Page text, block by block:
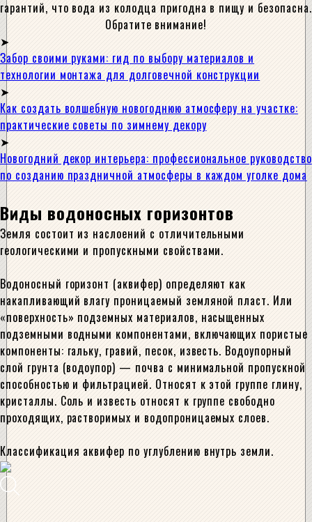
гарантий, что вода из колодца пригодна в пищу и безопасна.
Обратите внимание!
Забор своими руками: гид по выбору материалов и
технологии монтажа для долговечной конструкции
Как создать волшебную новогоднюю атмосферу на участке:
практические советы по зимнему декору
Новогодний декор интерьера: профессиональное руководство
по созданию праздничной атмосферы в каждом уголке дома
Виды водоносных горизонтов
Земля состоит из наслоений с отличительными
геологическими и пропускными свойствами.
Водоносный горизонт (аквифер) определяют как
накапливающий влагу проницаемый земляной пласт. Или
«поверхность» подземных материалов, насыщенных
подземными водными компонентами, включающих пористые
компоненты: гальку, гравий, песок, известь. Водоупорный
слой грунта (водоупор) — почва с минимальной пропускной
способностью и фильтрацией. Относят к этой группе глину,
кристаллы. Соль и известь относят к группе свободно
проходящих, растворимых и водопроницаемых слоев.
Классификация аквифер по углублению внутрь земли.